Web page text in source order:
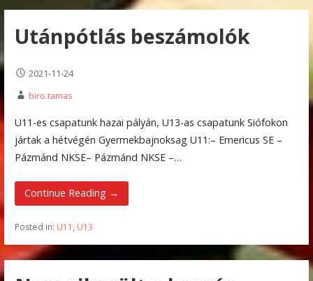
Utánpótlás beszámolók
2021-11-24
biro.tamas
U11-es csapatunk hazai pályán, U13-as csapatunk Siófokon
jártak a hétvégén Gyermekbajnoksag U11:– Emericus SE –
Pázmánd NKSE– Pázmánd NKSE –…
Continue Reading →
Posted in: U11 , U13